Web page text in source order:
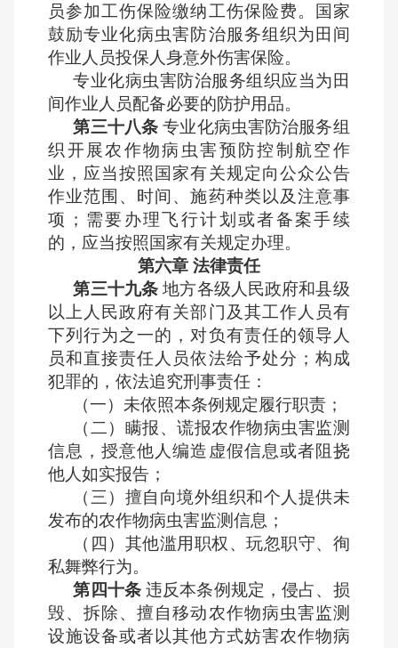
员参加工伤保险缴纳工伤保险费。国家
鼓励专业化病虫害防治服务组织为田间
作业人员投保人身意外伤害保险。
专业化病虫害防治服务组织应当为田
间作业人员配备必要的防护用品。
第三十八条 专业化病虫害防治服务组
织开展农作物病虫害预防控制航空作
业，应当按照国家有关规定向公众公告
作业范围、时间、施药种类以及注意事
项；需要办理飞行计划或者备案手续
的，应当按照国家有关规定办理。
第六章 法律责任
第三十九条 地方各级人民政府和县级
以上人民政府有关部门及其工作人员有
下列行为之一的，对负有责任的领导人
员和直接责任人员依法给予处分；构成
犯罪的，依法追究刑事责任：
（一）未依照本条例规定履行职责；
（二）瞒报、谎报农作物病虫害监测
信息，授意他人编造虚假信息或者阻挠
他人如实报告；
（三）擅自向境外组织和个人提供未
发布的农作物病虫害监测信息；
（四）其他滥用职权、玩忽职守、徇
私舞弊行为。
第四十条违反本条例规定，侵占、损
毁、拆除、擅自移动农作物病虫害监测
设施设备或者以其他方式妨害农作物病